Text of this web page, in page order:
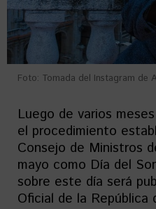
Foto: Tomada del Instagram de
Luego de varios
el procedimiento
Consejo de Ministros
mayo como Día del
sobre este día será
Oficial de la República